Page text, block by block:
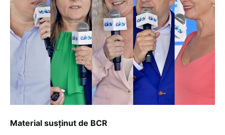
Material susținut de BCR